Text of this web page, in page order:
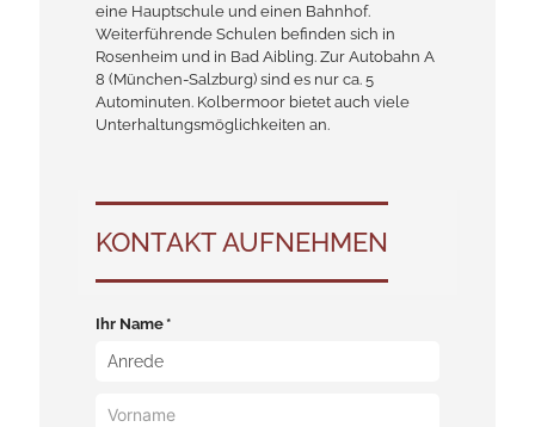
eine Hauptschule und einen Bahnhof.
Weiterführende Schulen befinden sich in
Rosenheim und in Bad Aibling. Zur Autobahn A
8 (München-Salzburg) sind es nur ca. 5
Autominuten. Kolbermoor bietet auch viele
Unterhaltungsmöglichkeiten an.
KONTAKT AUFNEHMEN
Ihr Name *